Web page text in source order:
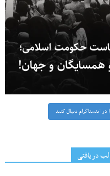
در اینستاگرام دنبال کنید
دریافتی